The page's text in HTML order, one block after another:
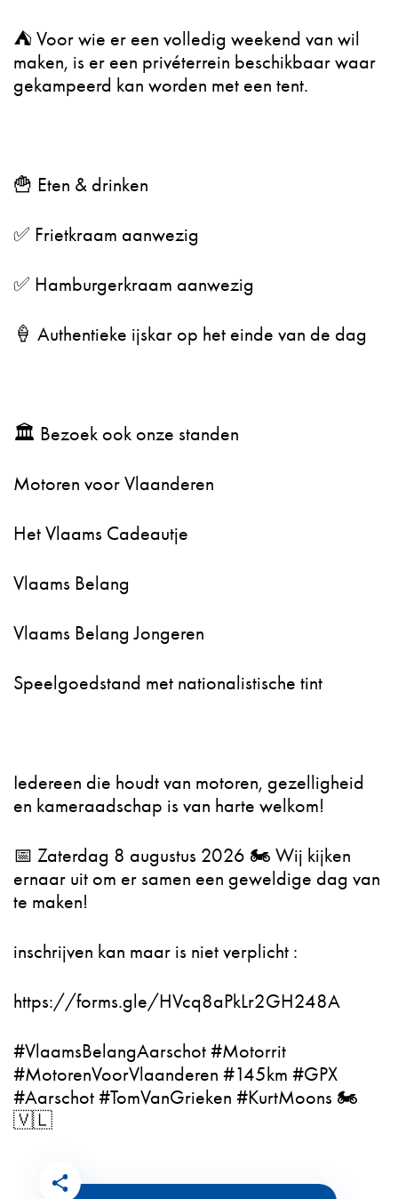
⛺ Voor wie er een volledig weekend van wil
maken, is er een privéterrein beschikbaar waar
gekampeerd kan worden met een tent.
🍟 Eten & drinken
✅ Frietkraam aanwezig
✅ Hamburgerkraam aanwezig
🍦 Authentieke ijskar op het einde van de dag
🏛️ Bezoek ook onze standen
Motoren voor Vlaanderen
Het Vlaams Cadeautje
Vlaams Belang
Vlaams Belang Jongeren
Speelgoedstand met nationalistische tint
Iedereen die houdt van motoren, gezelligheid
en kameraadschap is van harte welkom!
📅 Zaterdag 8 augustus 2026 🏍️ Wij kijken
ernaar uit om er samen een geweldige dag van
te maken!
inschrijven kan maar is niet verplicht :
https://forms.gle/HVcq8aPkLr2GH248A
#VlaamsBelangAarschot #Motorrit
#MotorenVoorVlaanderen #145km #GPX
#Aarschot #TomVanGrieken #KurtMoons 🏍️
🇻🇱